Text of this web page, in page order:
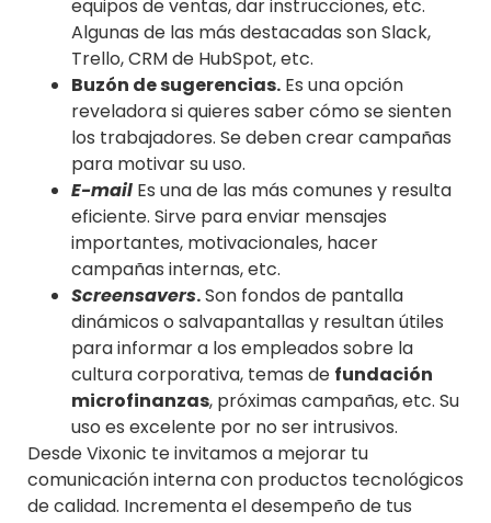
equipos de ventas, dar instrucciones, etc.
Algunas de las más destacadas son Slack,
Trello, CRM de HubSpot, etc.
Buzón de sugerencias. Es una opción
reveladora si quieres saber cómo se sienten
los trabajadores. Se deben crear campañas
para motivar su uso.
E-mail Es una de las más comunes y resulta
eficiente. Sirve para enviar mensajes
importantes, motivacionales, hacer
campañas internas, etc.
Screensavers.Son fondos de pantalla
dinámicos o salvapantallas y resultan útiles
para informar a los empleados sobre la
cultura corporativa, temas de fundación
microfinanzas, próximas campañas, etc. Su
uso es excelente por no ser intrusivos.
Desde Vixonic te invitamos a mejorar tu
comunicación interna con productos tecnológicos
de calidad. Incrementa el desempeño de tus